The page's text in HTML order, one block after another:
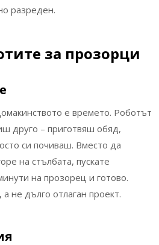
разреден.
за прозорци
е времето. Роботът
друго – приготвяш обяд,
си почиваш. Вместо да
на стълбата, пускате
на прозорец и готово.
не дълго отлаган проект.